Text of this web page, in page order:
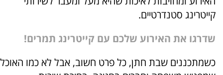
קייטרינג סטנדרטיים.
שדרגו את האירוע שלכם עם קייטרינג תמרים!
כשמתכננים שבת חתן, כל פרט חשוב, אבל לא כמו האוכל